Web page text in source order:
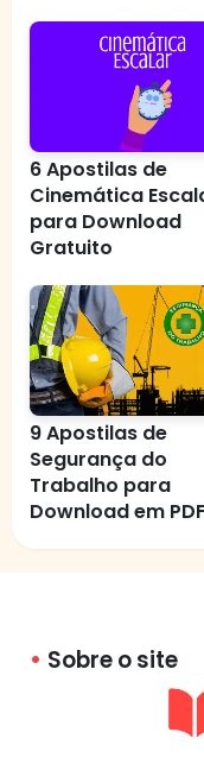
6 Apostilas de
Cinemática
para Download
Gratuito
9 Apostilas de
Segurança do
Trabalho para
Download em PDF
Sobre o site